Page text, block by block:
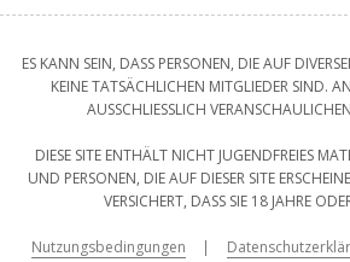
ES KANN SEIN, DASS PERSONEN, DIE AUF
KEINE TATSÄCHLICHEN MITGLIEDER SIND.
AUSSCHLIESSLICH
DIESE SITE ENTHÄLT NICHT JUGENDFREIES
UND PERSONEN, DIE AUF DIESER SITE
VERSICHERT, DASS SIE 18 JAHRE
Nutzungsbedingungen